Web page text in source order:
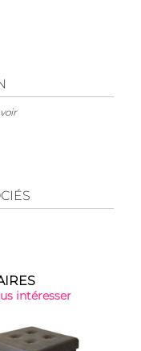
intéresser